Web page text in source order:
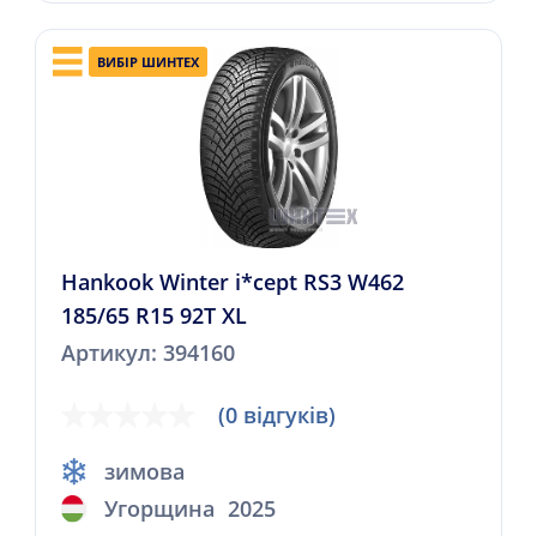
ВИБІР ШИНТЕХ
Hankook Winter i*cept RS3 W462
185/65 R15 92T XL
Артикул: 394160
(0 відгуків)
зимова
Угорщина 2025